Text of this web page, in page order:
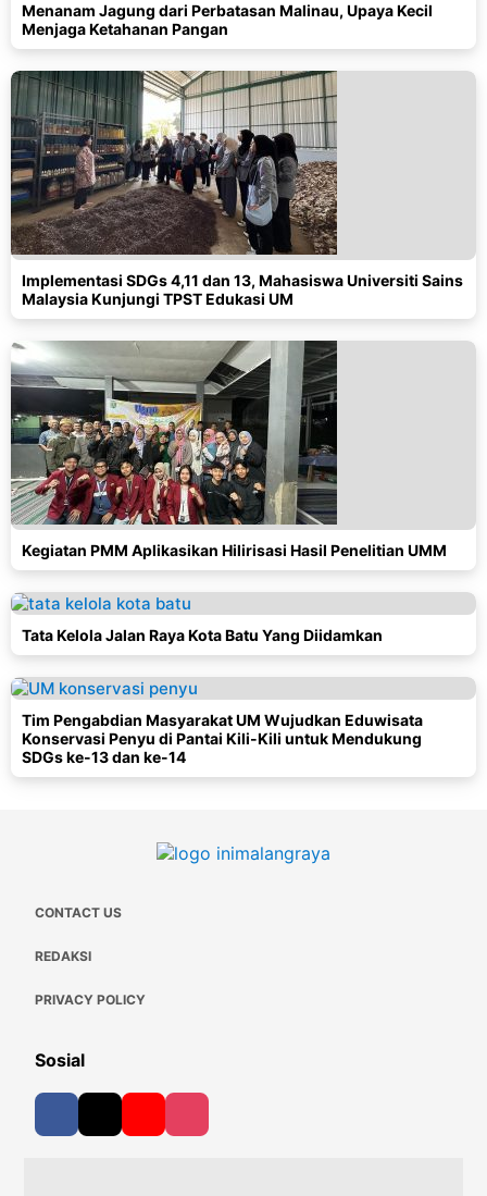
Menanam Jagung dari Perbatasan Malinau, Upaya Kecil
Menjaga Ketahanan Pangan
Implementasi SDGs 4,11 dan 13, Mahasiswa Universiti Sains
Malaysia Kunjungi TPST Edukasi UM
Kegiatan PMM Aplikasikan Hilirisasi Hasil Penelitian UMM
Tata Kelola Jalan Raya Kota Batu Yang Diidamkan
Tim Pengabdian Masyarakat UM Wujudkan Eduwisata
Konservasi Penyu di Pantai Kili-Kili untuk Mendukung
SDGs ke-13 dan ke-14
CONTACT US
REDAKSI
PRIVACY POLICY
Sosial